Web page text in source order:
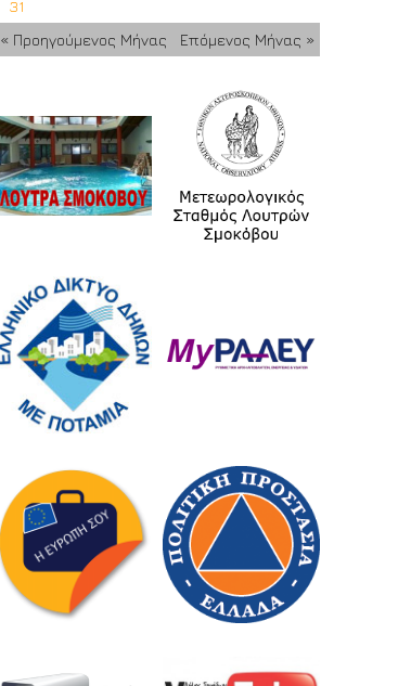
31
« Προηγούμενος Μήνας
Επόμενος Μήνας »